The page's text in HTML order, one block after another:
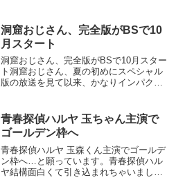
てでしたが業界ではかなり有名な方なの
ですね。お話もわかりやす...
洞窟おじさん、完全版がBSで10
月スタート
洞窟おじさん、完全版がBSで10月スター
ト洞窟おじさん、夏の初めにスペシャル
版の放送を見て以来、かなりインパクト
プレミアムで完全版の放送が始まるそう
です。『洞窟おじ...
青春探偵ハルヤ 玉ちゃん主演で
ゴールデン枠へ
青春探偵ハルヤ 玉森くん主演でゴールデ
ン枠へ…と願っています。青春探偵ハル
ヤ結構面白くて引き込まれちゃいまし